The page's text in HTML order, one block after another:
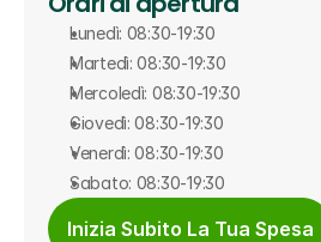
Lunedì: 08:30-19:30
Martedì: 08:30-19:30
Mercoledì: 08:30-19:30
Giovedì: 08:30-19:30
Venerdì: 08:30-19:30
Sabato: 08:30-19:30
Inizia Subito La Tua Spesa